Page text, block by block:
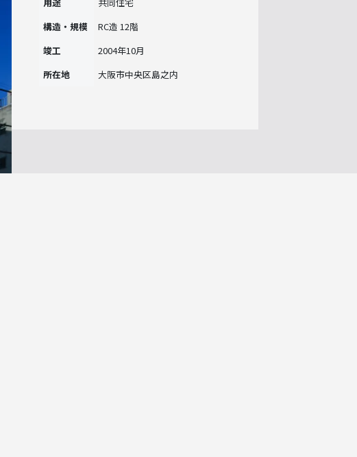
構造・規模
RC造 12階
竣工
2004年10月
所在地
大阪市中央区島之内